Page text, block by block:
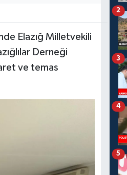
Elazığ Milletvekili
Derneği
ve temas
2
3
4
5